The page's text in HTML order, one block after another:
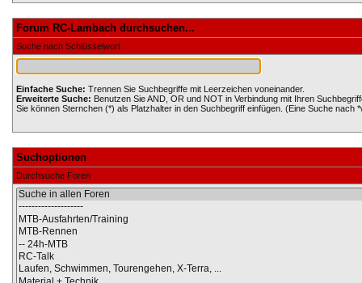
Forum RC-Lambach durchsuchen...
Suche nach Schlüsselwort
Einfache Suche: Trennen Sie Suchbegriffe mit Leerzeichen voneinander.
Erweiterte Suche: Benutzen Sie AND, OR und NOT in Verbindung mit Ihren
Sie können Sternchen (*) als Platzhalter in den Suchbegriff einfügen. (Eine Suche nach
Suchoptionen
Durchsuche Foren